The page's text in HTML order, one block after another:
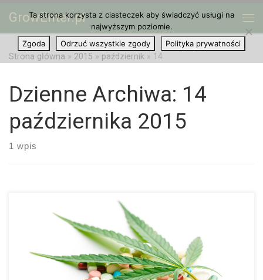
Przejdź do treści
GrowEnter.pl
Strona główna » 2015 » październik » 14
Dzienne Archiwa: 14
października 2015
1 wpis
Co to jest w ogóle jest zwyrodnienie dysku czy też choroba
zwyrodnieniowa dysków? Między każdym kręgiem naszego
kręgosłupa znajdują się tak zwane dyski międzykręgowe,
Ta strona korzysta z ciasteczek aby świadczyć usługi na
najwyższym poziomie.
Zgoda
Odrzuć wszystkie zgody Polityka prywatności